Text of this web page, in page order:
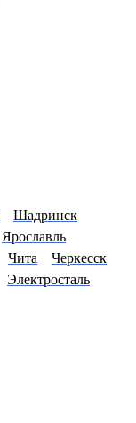
Шадринск
Ярославль
Чита
Черкесск
Электросталь